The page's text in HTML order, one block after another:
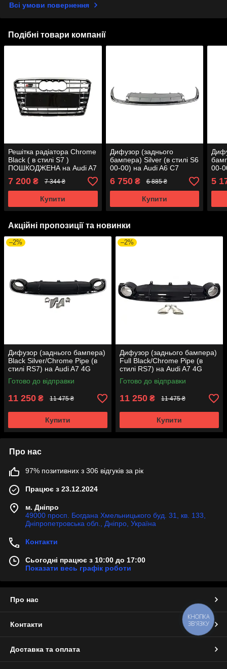
Всі умови повернення
Подібні товари компанії
Решітка радіатора Chrome
Black ( в стилі S7 )
ПОШКОДЖЕНА на Audi A7
4G 2010-2014 року
7 200 ₴ 7 344 ₴
Купити
Дифузор (заднього
бампера) Silver (в стилі S6
00-00) на Audi A6 C7
2014-2018 року
6 750₴ 6 885 ₴
Купити
00-
5
Акційні пропозиції та новинки
–2%
Дифузор (заднього бампера)
Black Silver/Chrome Pipe (в
стилі RS7) на Audi A7 4G
2010-2014 року
Готово до відправки
11 250 ₴ 11 475 ₴
Купити
–2%
Дифузор (заднього бампера)
Full Black/Chrome Pipe (в
стилі RS7) на Audi A7 4G
2010-2014 року
Готово до відправки
11 250 ₴ 11 475 ₴
Купити
Про нас
97% позитивних з 306 відгуків за рік
Працює з 23.12.2024
м. Дніпро
49000 просп. Богдана Хмельницького буд. 31, кв. 133,
Дніпропетровська обл., Дніпро, Україна
Контакти
Сьогодні працює з 10:00 до 17:00
Показати весь графік роботи
Про нас
Контакти
Доставка та оплата
КНОПКА
ЗВ'ЯЗКУ